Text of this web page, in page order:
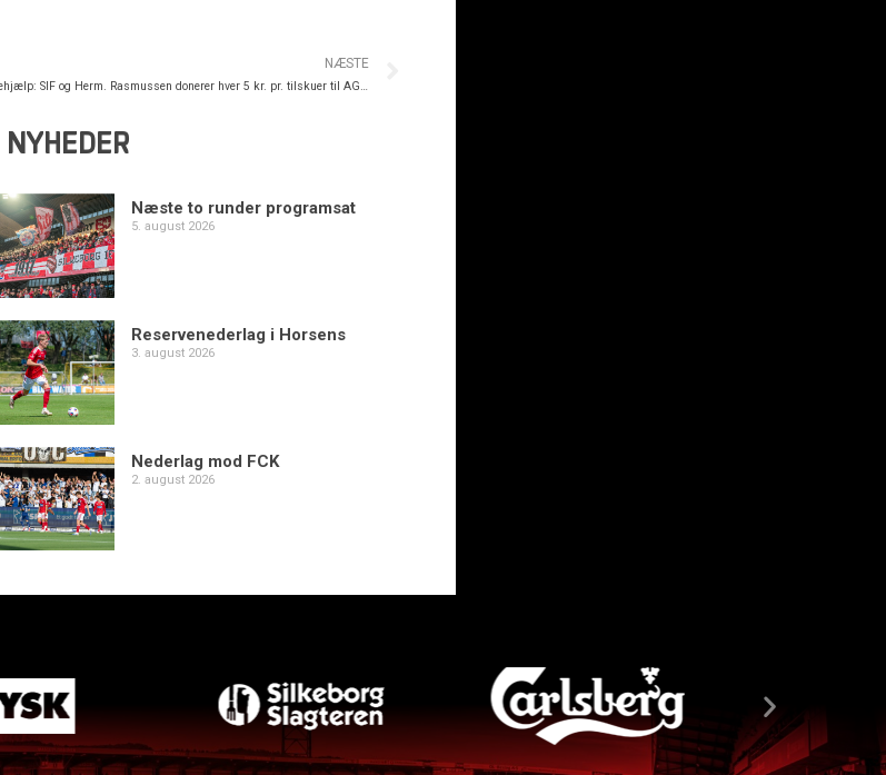
NÆSTE
Julehjælp: SIF og Herm. Rasmussen donerer hver 5 kr. pr. tilskuer til AGF-kampen
Næste to runder programsat
5. august 2026
Reservenederlag i Horsens
3. august 2026
Nederlag mod FCK
2. august 2026